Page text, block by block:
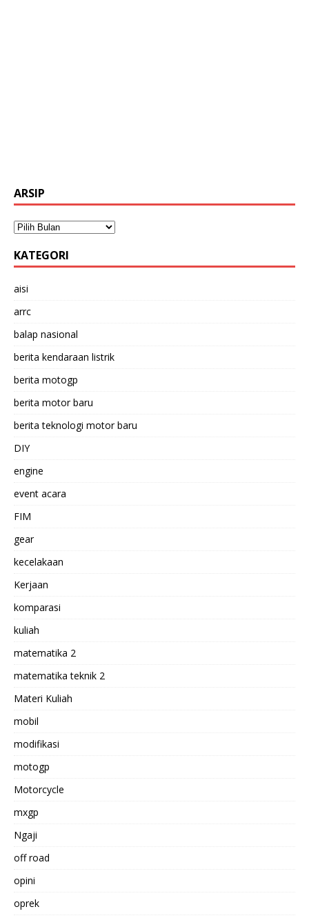
ARSIP
KATEGORI
aisi
arrc
balap nasional
berita kendaraan listrik
berita motogp
berita motor baru
berita teknologi motor baru
DIY
engine
event acara
FIM
gear
kecelakaan
Kerjaan
komparasi
kuliah
matematika 2
matematika teknik 2
Materi Kuliah
mobil
modifikasi
motogp
Motorcycle
mxgp
Ngaji
off road
opini
oprek